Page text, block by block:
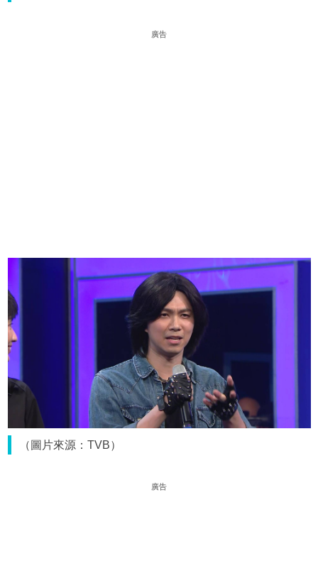
廣告
（圖片來源：TVB）
廣告